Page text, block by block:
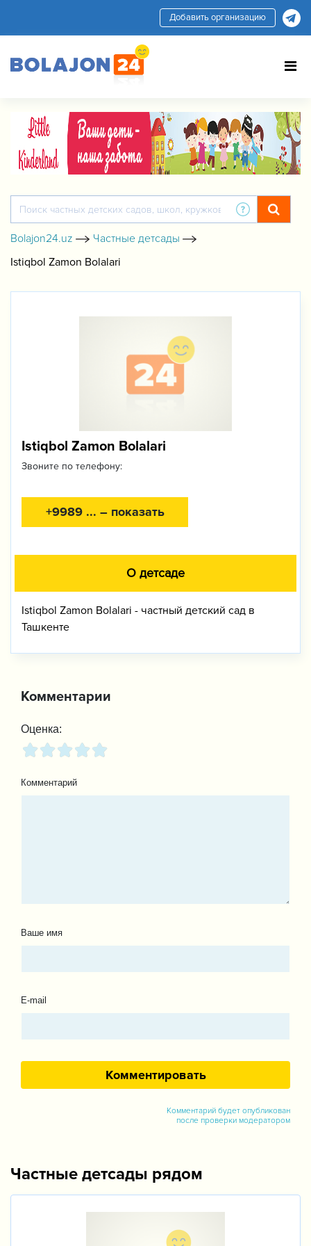
Добавить организацию
Bolajon24.uz
Частные детсады
Istiqbol Zamon Bolalari
Istiqbol Zamon Bolalari
Звоните по телефону:
+9989 ... – показать
О детсаде
Istiqbol Zamon Bolalari - частный детский сад в
Ташкенте
Комментарии
Оценка:
Комментарий
Ваше имя
E-mail
Комментарий будет опубликован
после проверки модератором
Частные детсады рядом